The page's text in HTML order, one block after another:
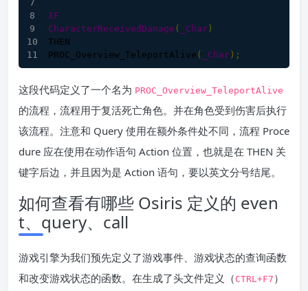
IF
CharacterReceivedDamage ( _Char )
THEN
PROC_Overview_TeleportAlive ( _Char ) ;
这段代码定义了一个名为 PROC_Overview_TeleportAlive
的流程，流程用于复活死亡角色。并在角色受到伤害后执行
该流程。注意和 Query 使用在额外条件处不同，流程 Proce
dure 应在使用在动作语句 Action 位置，也就是在 THEN 关
键字后边，并且因为是 Action 语句，要以英文分号结尾。
如何查看有哪些 Osiris 定义的 even
t、query、call
游戏引擎为我们预先定义了游戏事件、游戏状态的查询函数
和改变游戏状态的函数。在生成了头文件定义（ CTRL+F7 ）